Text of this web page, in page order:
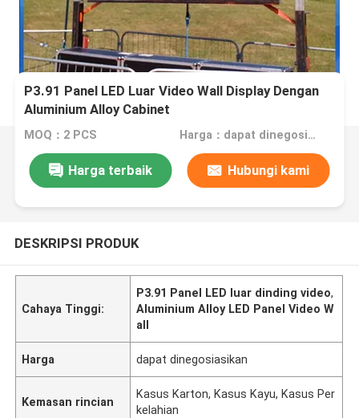
P3.91 Panel LED Luar Video Wall Display Dengan
Aluminium Alloy Cabinet
MOQ：2 PCS Harga：dapat dinegosiasikan
Harga terbaik Hubungi kami
DESKRIPSI PRODUK
Cahaya Tinggi:
P3.91 Panel LED luar dinding video,
Aluminium Alloy LED Panel Video W
all
Harga dapat dinegosiasikan
Kemasan rincian
Kasus Karton, Kasus Kayu, Kasus Per
kelahian